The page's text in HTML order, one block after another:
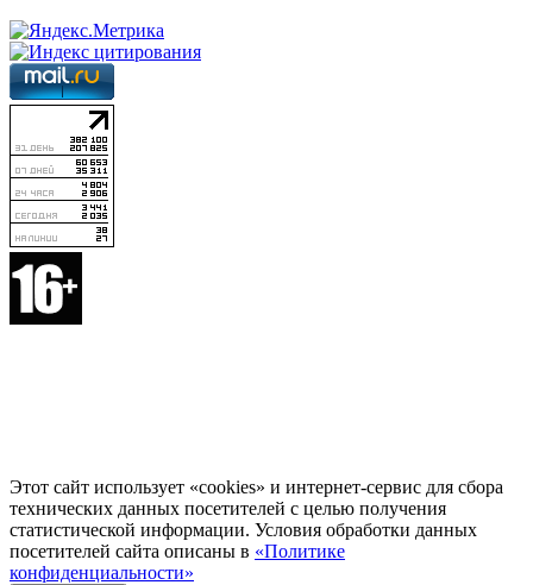
Этот сайт использует «cookies» и интернет-сервис для сбора
технических данных посетителей с целью получения
статистической информации. Условия обработки данных
посетителей сайта описаны в «Политике
конфиденциальности»